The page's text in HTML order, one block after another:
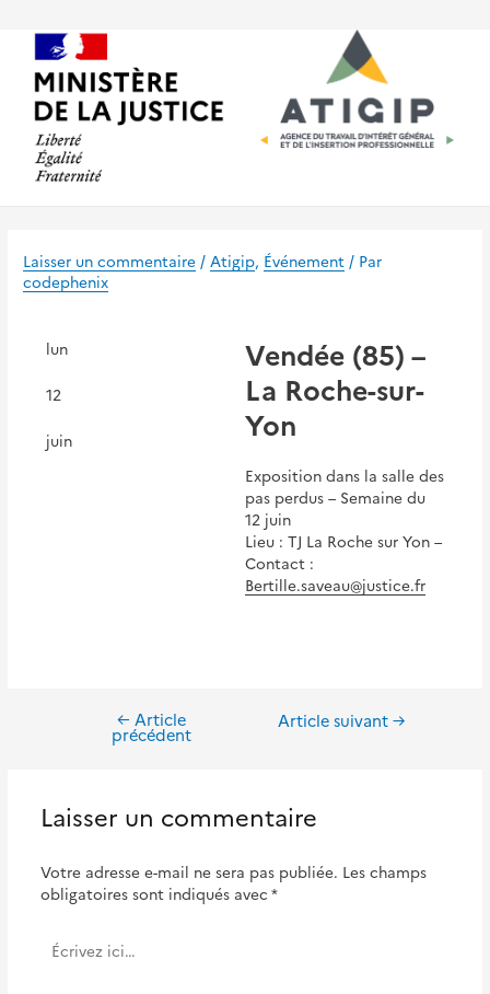
contenu
Laisser un commentaire /Atigip, Événement / Par
codephenix
lun
12
juin
Vendée (85) –
La Roche-sur-
Yon
Exposition dans la salle des
pas perdus – Semaine du
12 juin
Lieu : TJ La Roche sur Yon –
Contact :
Bertille.saveau@justice.fr
Navigation
← Article
précédent
Article suivant→
Laisser un commentaire
Votre adresse e-mail ne sera pas publiée. Les champs
obligatoires sont indiqués avec *
Écrivez
ici…